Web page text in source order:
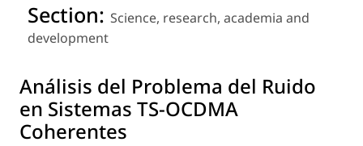
Section: Science, research, academia and
development
Análisis del Problema del Ruido
en Sistemas TS-OCDMA
Coherentes